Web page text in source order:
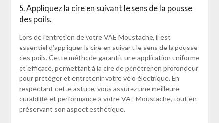
5. Appliquez la cire en suivant le sens de la pousse
des poils.
Lors de l’entretien de votre VAE Moustache, il est
essentiel d’appliquer la cire en suivant le sens de la pousse
des poils. Cette méthode garantit une application uniforme
et efficace, permettant à la cire de pénétrer en profondeur
pour protéger et entretenir votre vélo électrique. En
respectant cette astuce, vous assurez une meilleure
durabilité et performance à votre VAE Moustache, tout en
préservant son aspect esthétique.